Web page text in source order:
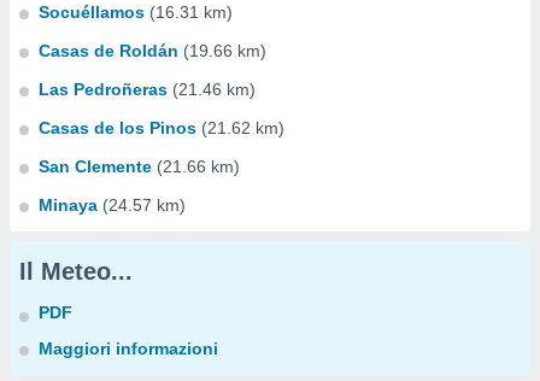
Socuéllamos (16.31 km)
Casas de Roldán (19.66 km)
Las Pedroñeras (21.46 km)
Casas de los Pinos (21.62 km)
San Clemente (21.66 km)
Minaya (24.57 km)
Il Meteo...
PDF
Maggiori informazioni